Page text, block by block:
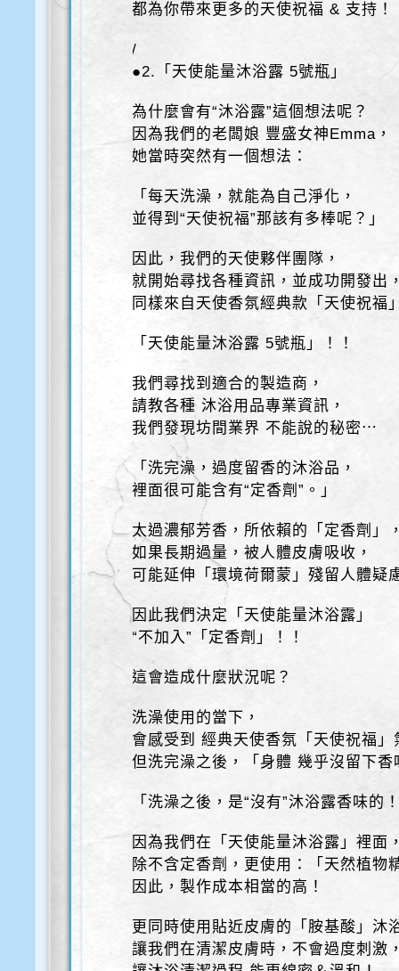
都為你帶來更多的天使祝福 & 支持！
/
●2.「天使能量沐浴露 5號瓶」
為什麼會有“沐浴露”這個想法呢？
因為我們的老闆娘 豐盛女神Emma，
她當時突然有一個想法：
「每天洗澡，就能為自己淨化，
並得到“天使祝福”那該有多棒呢？」
因此，我們的天使夥伴團隊，
就開始尋找各種資訊，並成功開發出
同樣來自天使香氛經典款「天使祝福
「天使能量沐浴露 5號瓶」！！
我們尋找到適合的製造商，
請教各種 沐浴用品專業資訊，
我們發現坊間業界 不能說的秘密⋯
「洗完澡，過度留香的沐浴品，
裡面很可能含有“定香劑”。」
太過濃郁芳香，所依賴的「定香劑」
如果長期過量，被人體皮膚吸收，
可能延伸「環境荷爾蒙」殘留人體疑
因此我們決定「天使能量沐浴露」
“不加入”「定香劑」！！
這會造成什麼狀況呢？
洗澡使用的當下，
會感受到 經典天使香氛「天使祝福」
但洗完澡之後，「身體 幾乎沒留下香
「洗澡之後，是“沒有”沐浴露香味的
因為我們在「天使能量沐浴露」裡面
除不含定香劑，更使用：「天然植物
因此，製作成本相當的高！
更同時使用貼近皮膚的「胺基酸」沐
讓我們在清潔皮膚時，不會過度刺激